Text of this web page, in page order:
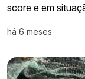
score e em
há 6 meses